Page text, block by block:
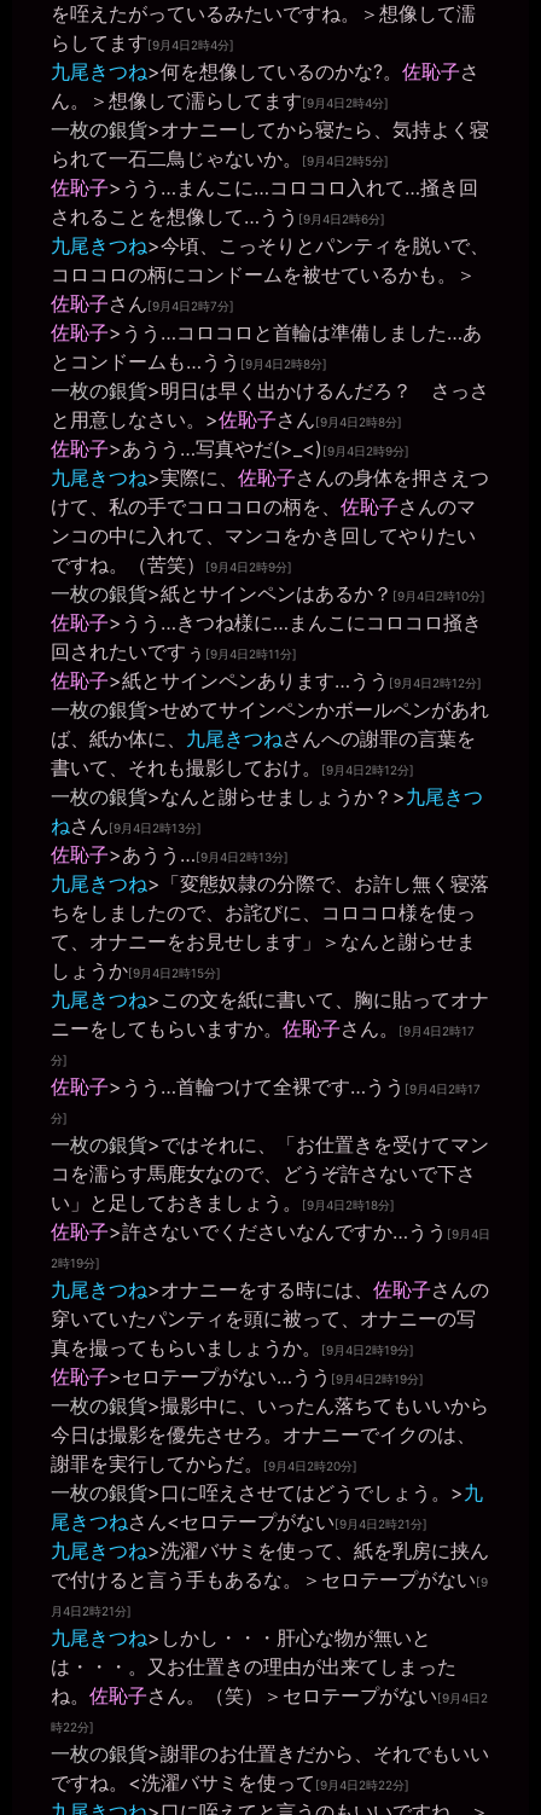
を咥えたがっているみたいですね。＞想像して濡
らしてます[9月4日2時4分]
九尾きつね>何を想像しているのかな?。 佐恥子さ
ん。＞想像して濡らしてます[9月4日2時4分]
一枚の銀貨>オナニーしてから寝たら、気持よく寝
られて一石二鳥じゃないか。
[9月4日2時5分]
佐恥子>うう…まんこに…コロコロ入れて…掻き回
されることを想像して…うう [9月4日2時6分]
九尾きつね>今頃、こっそりとパンティを脱いで、
コロコロの柄にコンドームを被せているかも。＞
佐恥子さん[9月4日2時7分]
佐恥子>うう…コロコロと首輪は準備しました…あ
とコンドームも…うう [9月4日2時8分]
一枚の銀貨>明日は早く出かけるんだろ？ さっさ
と用意しなさい。>佐恥子さん[9月4日2時8分]
佐恥子>あうう…写真やだ(>_<) [9月4日2時9分]
九尾きつね>実際に、 佐恥子さんの身体を押さえつ
けて、私の手でコロコロの柄を、 佐恥子さんのマ
ンコの中に入れて、マンコをかき回してやりたい
ですね。（苦笑）
[9月4日2時9分]
一枚の銀貨>紙とサインペンはあるか？ [9月4日2時10分]
佐恥子>うう…きつね様に…まんこにコロコロ掻き
回されたいですぅ [9月4日2時11分]
佐恥子>紙とサインペンあります…うう [9月4日2時12分]
一枚の銀貨>せめてサインペンかボールペンがあれ
ば、紙か体に、 九尾きつねさんへの謝罪の言葉を
書いて、それも撮影しておけ。
[9月4日2時12分]
一枚の銀貨>なんと謝らせましょうか？>九尾きつ
ねさん[9月4日2時13分]
佐恥子>あうう…[9月4日2時13分]
九尾きつね>「変態奴隷の分際で、お許し無く寝落
ちをしましたので、お詫びに、コロコロ様を使っ
て、オナニーをお見せします」＞なんと謝らせま
しょうか[9月4日2時15分]
九尾きつね>この文を紙に書いて、胸に貼ってオナ
ニーをしてもらいますか。 佐恥子さん。
[9月4日2時17
分]
佐恥子>うう…首輪つけて全裸です…うう [9月4日2時17
分]
一枚の銀貨>ではそれに、「お仕置きを受けてマン
コを濡らす馬鹿女なので、どうぞ許さないで下さ
い」と足しておきましょう。
[9月4日2時18分]
佐恥子>許さないでくださいなんですか…うう [9月4日
2時19分]
九尾きつね>オナニーをする時には、 佐恥子さんの
穿いていたパンティを頭に被って、オナニーの写
真を撮ってもらいましょうか。
[9月4日2時19分]
佐恥子>セロテープがない…うう [9月4日2時19分]
一枚の銀貨>撮影中に、いったん落ちてもいいから
今日は撮影を優先させろ。オナニーでイクのは、
謝罪を実行してからだ。
[9月4日2時20分]
一枚の銀貨>口に咥えさせてはどうでしょう。>九
尾きつねさん<セロテープがない[9月4日2時21分]
九尾きつね>洗濯バサミを使って、紙を乳房に挟ん
で付けると言う手もあるな。＞セロテープがない[9
月4日2時21分]
九尾きつね>しかし・・・肝心な物が無いと
は・・・。又お仕置きの理由が出来てしまった
ね。 佐恥子さん。（笑）＞セロテープがない[9月4日2
時22分]
一枚の銀貨>謝罪のお仕置きだから、それでもいい
ですね。<洗濯バサミを使って [9月4日2時22分]
きちくくん
2026年6月26日 - 06:15
おはようございます
miiki0119
2026年6月26日 - 06:22
おはようございます。一枚の銀貨様、きちくくん様、昨夜はチャッ
トで遊んでいただき、ありがとうございました。チャット中に4回も
逝ってしまい、椅子も床もマン汁がたくさんで大変でした。でも、
私は、不衛生なことやアナル関係はできないこととしてあらかじめ
ご報告差し上げてますので、執拗に繰り返し言われますと、どうお
話していいかわからなくなります。
きちくくん
2026年6月26日 - 06:24
不衛生なことやアナル関係はできない→了解です
きちくくん
2026年6月26日 - 12:52
地震でしたね 昼寝の邪魔をされました
きちくくん
2026年6月27日 - 18:56
なんどみてもこの国の憲法は素晴らしい（日本じゃないよ？この国
だよ）
miiki0119
2026年6月28日 - 19:42
男爵様、こんばんは
miiki0119
2026年6月28日 - 19:56
一枚の銀貨様、こんばんは
ginka
2026年6月28日 - 20:03
こんばんは、マゾ肉便器美紀(´∀｀)
一枚の銀貨
2026年6月28日 - 20:05
まだ全文読めてないけど、投稿ありがとう。
一枚の銀貨
2026年6月28日 - 20:05
だいぶ脱線してたみたいだけど（笑）
miiki0119
2026年6月28日 - 20:05
昨日、きちくくん様からいただいた整体のはしごのご命令を実行し
たのでご報告させていただきました
miiki0119
2026年6月28日 - 20:06
見ず知らずの男性3人に肉便器に使っていただきました
一枚の銀貨
2026年6月28日 - 20:07
すっかり、公衆便女だなぁ。
miiki0119
2026年6月28日 - 20:09
うう。。また経験人数が3人も増えちゃって。。しかもゼミの男性た
ちとの接触もなく流れで。。ほんとに公衆便女になっちゃう。。
一枚の銀貨
2026年6月28日 - 20:09
そして、この報告を書きながらマンコを濡らして、投稿した後にも
オナニーしたと(￣▽￣)
miiki0119
2026年6月28日 - 20:09
うう。。
一枚の銀貨
2026年6月28日 - 20:11
スカトロなんかの汚いコトは嫌いと言っておきながら、美紀は普通
の女性に較べりゃ汚物も同然。
miiki0119
2026年6月28日 - 20:11
うう。。恥ずかしいです。。
一枚の銀貨
2026年6月28日 - 20:13
マゾ肉便器が本物の便器を使う時には、便器に頭を下げて謝ってお
かないとな。
miiki0119
2026年6月28日 - 20:14
ああ。。かしこまりましたぁ。。
一枚の銀貨
2026年6月28日 - 20:14